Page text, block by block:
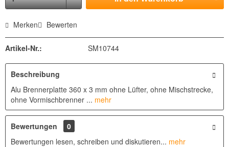
Merken Bewerten
Artikel-Nr.: SM10744
Beschreibung
Alu Brennerplatte 360 x 3 mm ohne Lüfter, ohne Mischstrecke,
ohne Vormischbrenner ... mehr
Bewertungen
0
Bewertungen lesen, schreiben und diskutieren... mehr